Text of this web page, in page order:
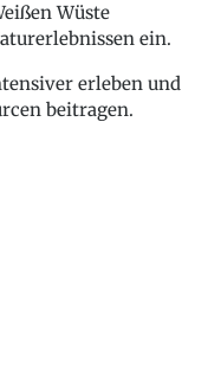
Wüste
ein.
erleben und
beitragen.